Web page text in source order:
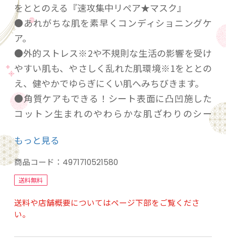
をととのえる『速攻集中リペア★マスク』
●あれがちな肌を素早くコンディショニングケ
ア。
●外的ストレス※2や不規則な生活の影響を受け
やすい肌も、やさしく乱れた肌環境※1をととの
え、健やかでゆらぎにくい肌へみちびきます。
●角質ケアもできる！シート表面に凸凹施した
コットン生まれのやわらかな肌ざわりのシー
●弱酸性・無香料・無着色・無鉱物油・アルコ
ールフリー（エチルアルコール）・パラベンフ
リー・紫外線吸収剤フリー・シリコーンフリー
でやさしい使い心地。
●人気イラストレーターNAPPYさんコラボデザ
イン。
★うるおいお手入れのこと
もっと見る
商品コード： 4971710521580
送料無料
送料や店舗概要についてはページ下部をご覧くださ
い。